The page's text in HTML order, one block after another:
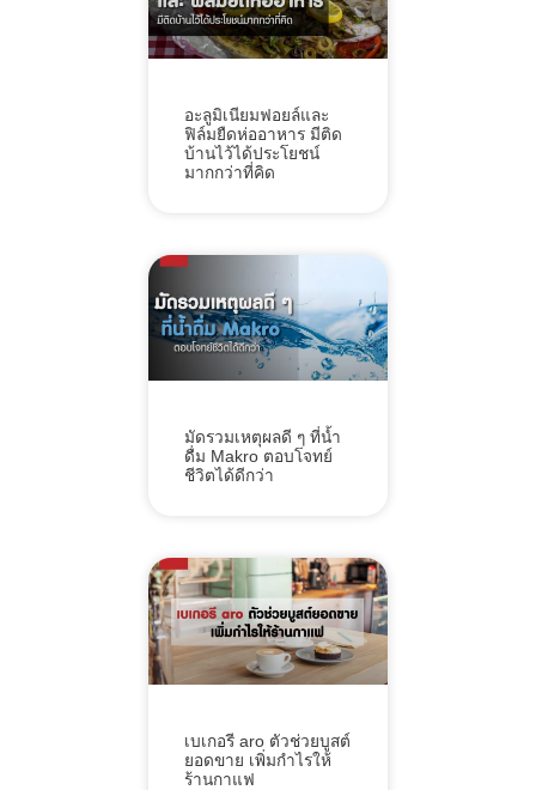
อะลูมิเนียมฟอยล์และ
ฟิล์มยืดห่ออาหาร มีติด
บ้านไว้ได้ประโยชน์
มากกว่าที่คิด
มัดรวมเหตุผลดี ๆ ที่น้ำ
ดื่ม Makro ตอบโจทย์
ชีวิตได้ดีกว่า
เบเกอรี aro ตัวช่วยบูสต์
ยอดขาย เพิ่มกำไรให้
ร้านกาแฟ